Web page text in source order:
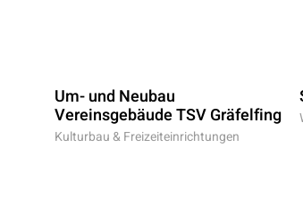
Um- und Neubau
Vereinsgebäude TSV Gräfelfing
Kulturbau & Freizeiteinrichtungen